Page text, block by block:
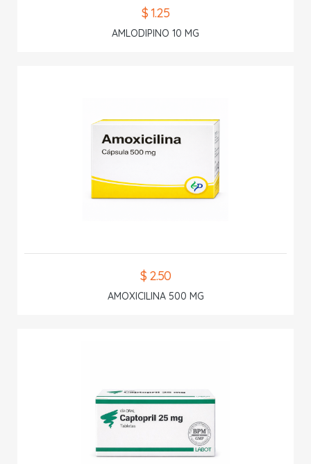
$ 1.25
AMLODIPINO 10 MG
$ 2.50
AMOXICILINA 500 MG